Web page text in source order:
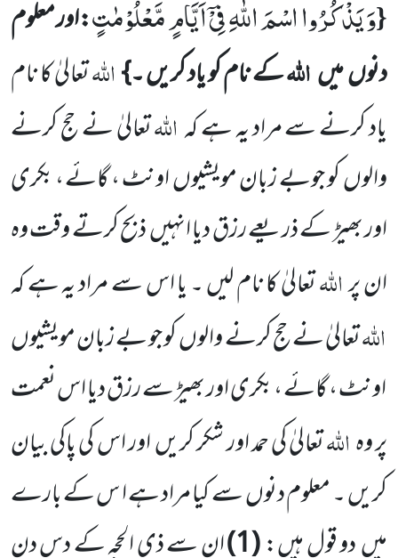
{وَ یَذْكُرُوا اسْمَ اللّٰهِ فِیْۤ اَیَّامٍ مَّعْلُوْمٰتٍ:اور معلوم
دنوںمیںاللہکے نام کو یاد کریں ۔}اللہتعالیٰ کا نام
یاد کرنے سے مراد یہ ہے کہاللہتعالیٰ نے حج کرنے
والوںکو جوبے زبان مویشیوںاونٹ ، گائے ، بکری
اور بھیڑ کے ذریعے رزق دیا انہیںذبح کرتے وقت وہ
ان پراللہتعالیٰ کا نام لیں ۔ یا اس سے مراد یہ ہے کہ
اللہتعالیٰ نے حج کرنے والوںکو جو بے زبان مویشیوں
اونٹ ، گائے ، بکری اور بھیڑ سے رزق دیا اس نعمت
پر وہاللہتعالیٰ کی حمد اور شکر کریںاور اس کی پاکی بیان
کریں۔ معلوم دنوںسے کیا مراد ہے ا س کے بارے
میںدو قول ہیں:(
1
)ان سے ذی الحجہ کے دس دن